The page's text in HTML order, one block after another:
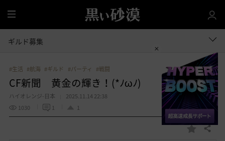
全
体
ギルド募集
#生活 #航海 #ギルド #パーティ #戦闘
CF新聞 黄金の輝き！(*ﾉωﾉ)
ハイオレンジ-日本
2025.11.14 22:38
1030
1 1
お 共有する